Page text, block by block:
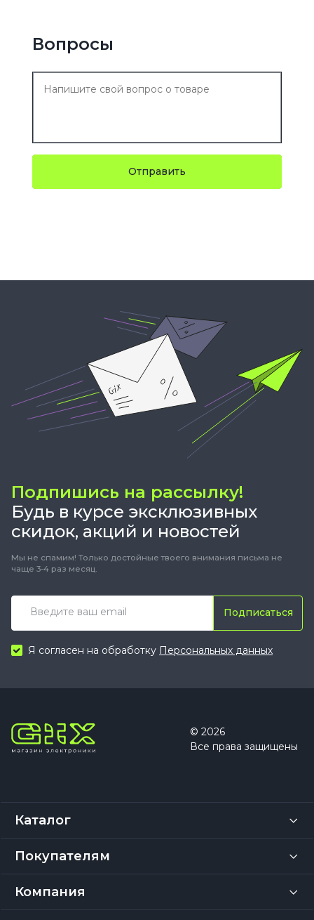
Вопросы
Отправить
Подпишись на рассылку!
Будь в курсе эксклюзивных
скидок, акций и новостей
Мы не спамим! Только достойные твоего внимания письма не
чаще 3-4 раз месяц.
Подписаться
Я согласен на обработку Персональных данных
© 2026
Все права защищены
Каталог
Покупателям
Компания